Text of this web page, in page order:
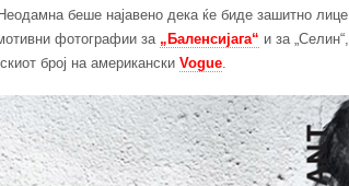
беше најавено дека ќе биде зашитно лице
фотографии за „Баленсијага“ и за „Селин“,
број на американски Vogue